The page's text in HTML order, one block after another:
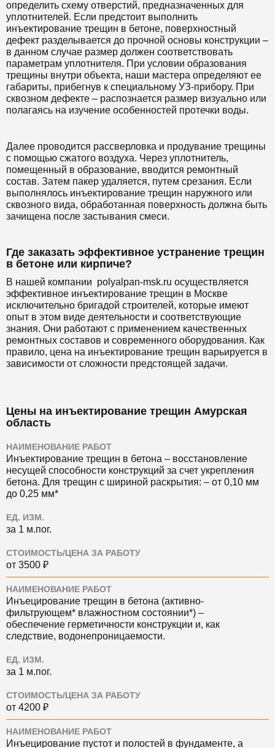
определить схему отверстий, предназначенных для
уплотнителей. Если предстоит выполнить
инъектирование трещин в бетоне, поверхностный
дефект разделывается до прочной основы конструкции –
в данном случае размер должен соответствовать
параметрам уплотнителя. При условии образования
трещины внутри объекта, наши мастера определяют ее
габариты, прибегнув к специальному УЗ-прибору. При
сквозном дефекте – распознается размер визуально или
полагаясь на изучение особенностей протечки воды.
Далее проводится рассверловка и продувание трещины
с помощью сжатого воздуха. Через уплотнитель,
помещенный в образование, вводится ремонтный
состав. Затем пакер удаляется, путем срезания. Если
выполнялось инъектирование трещин наружного или
сквозного вида, обработанная поверхность должна быть
зачищена после застывания смеси.
Где заказать эффективное устранение трещин
в бетоне или кирпиче?
В нашей компании polyalpan-msk.ru осуществляется
эффективное инъектирование трещин в Москве
исключительно бригадой строителей, которые имеют
опыт в этом виде деятельности и соответствующие
знания. Они работают с применением качественных
ремонтных составов и современного оборудования. Как
правило, цена на инъектирование трещин варьируется в
зависимости от сложности предстоящей задачи.
Цены на инъектирование трещин Амурская
область
НАИМЕНОВАНИЕ РАБОТ
Инъектирование трещин в бетона ‒ восстановление
несущей способности конструкций за счет укрепления
бетона. Для трещин с шириной раскрытия: ‒ от 0,10 мм
до 0,25 мм*
ЕД. ИЗМ.
за 1 м.пог.
СТОИМОСТЬ/ЦЕНА ЗА РАБОТУ
от 3500 ₽
НАИМЕНОВАНИЕ РАБОТ
Инъецирование трещин в бетона (активно-
фильтрующем* влажностном состоянии*) ‒
обеспечение герметичности конструкции и, как
следствие, водонепроницаемости.
ЕД. ИЗМ.
за 1 м.пог.
СТОИМОСТЬ/ЦЕНА ЗА РАБОТУ
от 4200 ₽
НАИМЕНОВАНИЕ РАБОТ
Инъецирование пустот и полостей в фундаменте, а